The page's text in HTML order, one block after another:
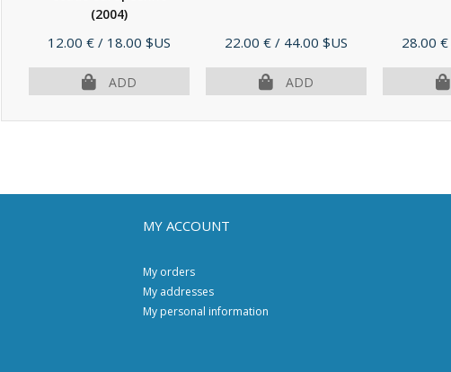
(2004)
Price
12.00 € / 18.00 $US
ADD
Price
22.00 € / 44.00 $US
ADD
Price
28.00 €
MY ACCOUNT
My orders
My addresses
My personal information